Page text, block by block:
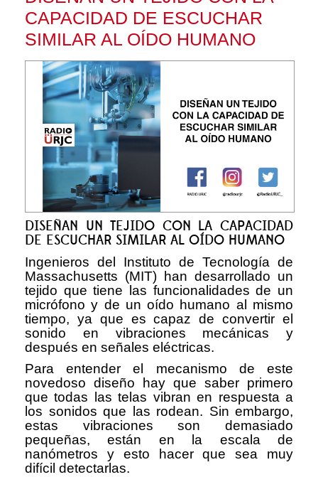
CAPACIDAD DE ESCUCHAR
SIMILAR AL OÍDO HUMANO
DISEÑAN UN TEJIDO CON LA CAPACIDAD
DE ESCUCHAR SIMILAR AL OÍDO HUMANO
Ingenieros del Instituto de Tecnología de
Massachusetts (MIT) han desarrollado un
tejido que tiene las funcionalidades de un
micrófono y de un oído humano al mismo
tiempo, ya que es capaz de convertir el
sonido en vibraciones mecánicas y
después en señales eléctricas.
Para entender el mecanismo de este
novedoso diseño hay que saber primero
que todas las telas vibran en respuesta a
los sonidos que las rodean. Sin embargo,
estas vibraciones son demasiado
pequeñas, están en la escala de
nanómetros y esto hacer que sea muy
difícil detectarlas.